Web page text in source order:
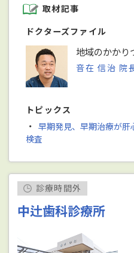
取材記事
ドクターズファイル
地域のかかり
音在 信治 院
トピックス
・ 早期発見、早期治療が肝
検査
診療時間外
中辻歯科診療所